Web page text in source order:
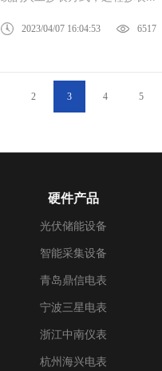
2023/04/07 16:04:53 6517
2 3 4 5
硬件产品
光伏储能设备
智能采集设备
青岛鼎信电表
宁波三星电表
浙江中南仪表
杭州海兴电表